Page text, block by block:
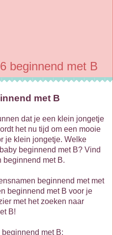
beginnend met B
met B
dat je een klein jongetje
het nu tijd om een mooie
je klein jongetje. Welke
beginnend met B? Vind
beginnend met B.
beginnend met met
beginnend met B voor je
met het zoeken naar
B!
met B: